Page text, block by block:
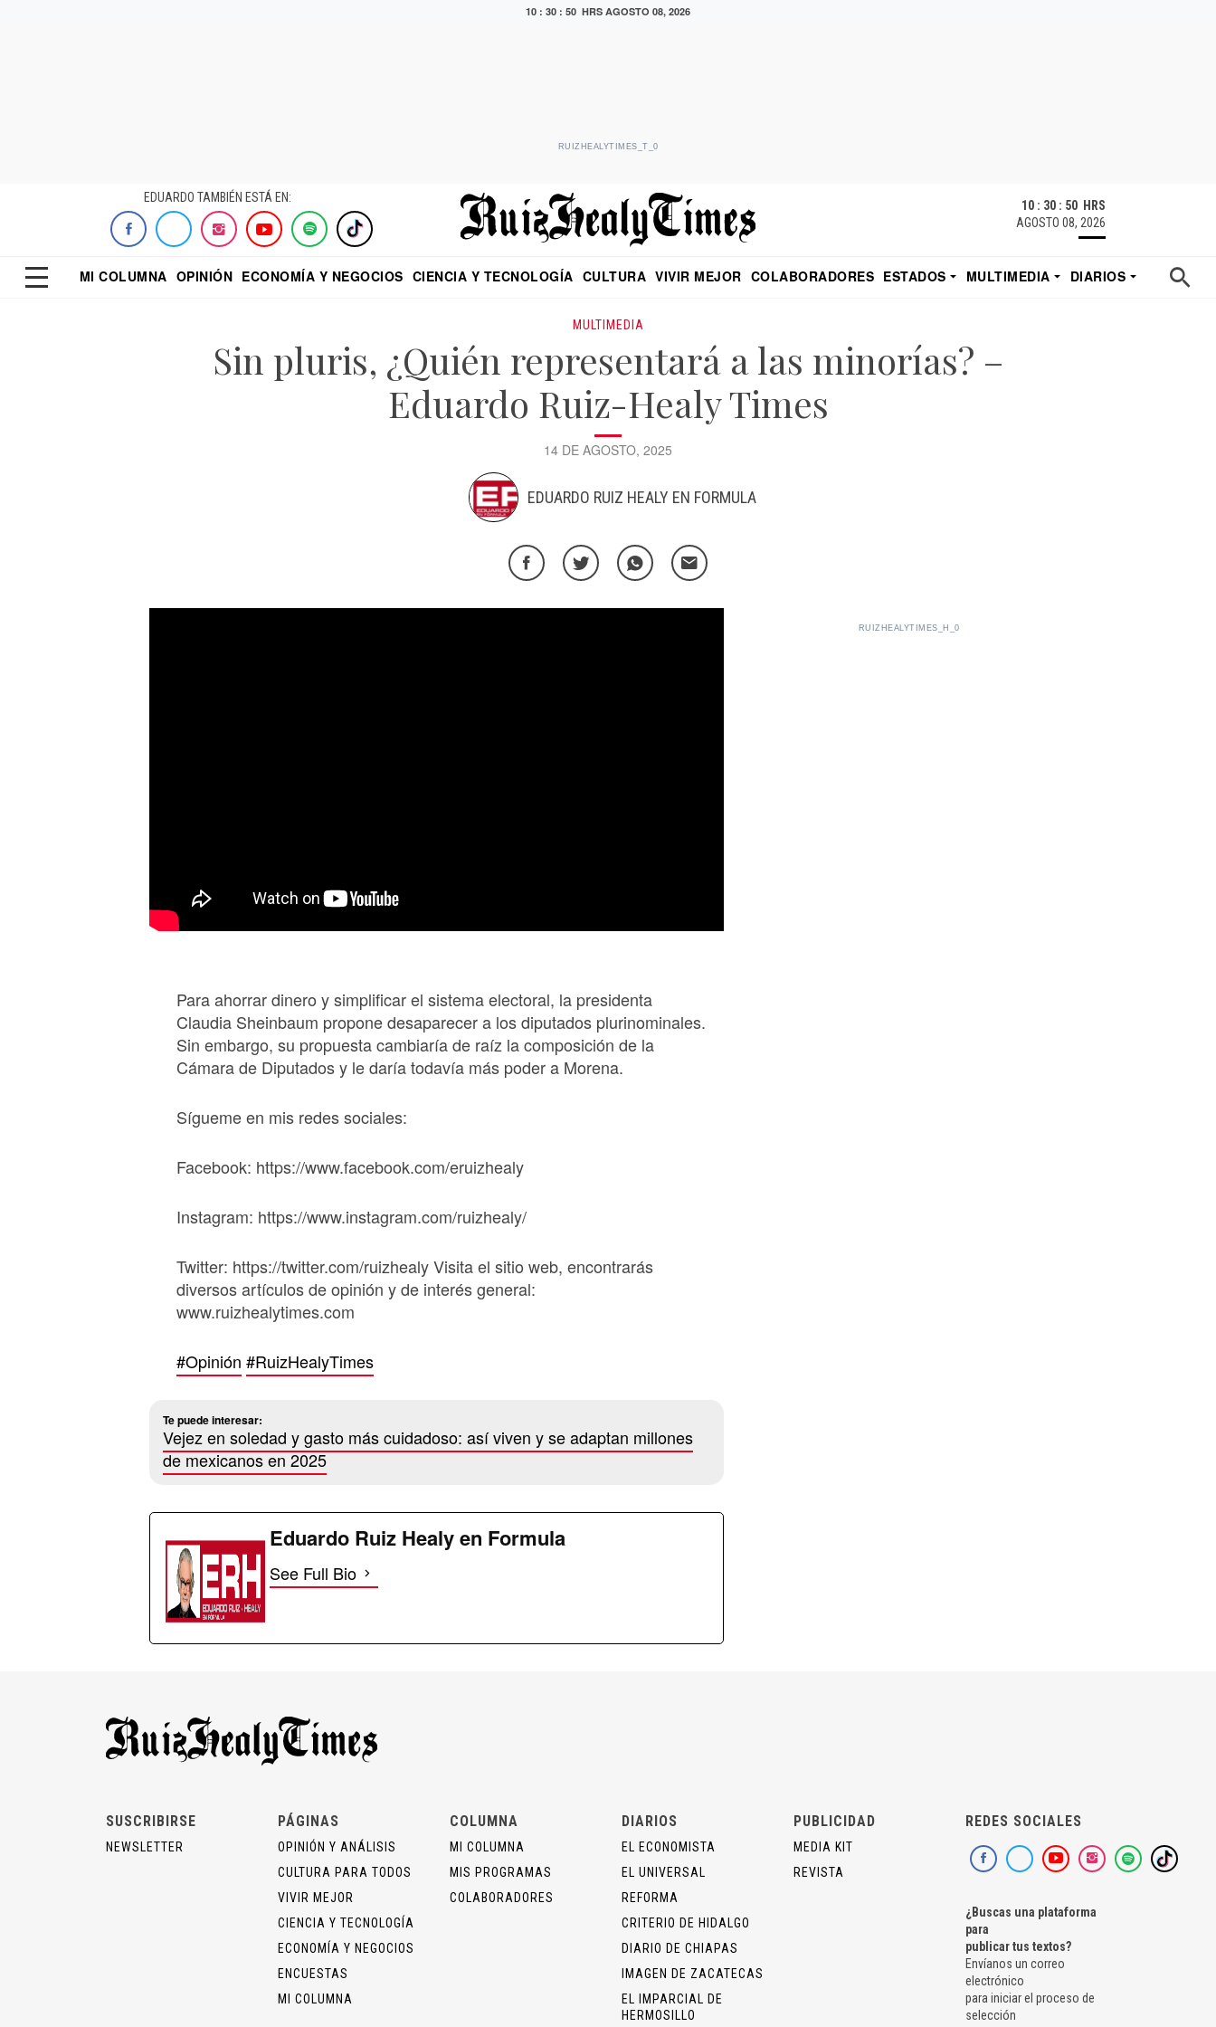
10 : 30 : 50 HRS AGOSTO 08, 2026
RUIZHEALYTIMES_T_0
EDUARDO TAMBIÉN ESTÁ EN:
10 : 30 : 50 HRS
AGOSTO 08, 2026
MI COLUMNA OPINIÓN ECONOMÍA Y NEGOCIOS CIENCIA Y TECNOLOGÍA CULTURA VIVIR MEJOR COLABORADORES ESTADOS MULTIMEDIA
DIARIOS
MULTIMEDIA
Sin pluris, ¿Quién representará a las minorías? –
Eduardo Ruiz-Healy Times
14 DE AGOSTO, 2025
EDUARDO RUIZ HEALY EN FORMULA
Para ahorrar dinero y simplificar el sistema electoral, la presidenta
Claudia Sheinbaum propone desaparecer a los diputados plurinominales.
Sin embargo, su propuesta cambiaría de raíz la composición de la
Cámara de Diputados y le daría todavía más poder a Morena.
Sígueme en mis redes sociales:
Facebook: https://www.facebook.com/eruizhealy
Instagram: https://www.instagram.com/ruizhealy/
Twitter: https://twitter.com/ruizhealy Visita el sitio web, encontrarás
diversos artículos de opinión y de interés general:
www.ruizhealytimes.com
#Opinión #RuizHealyTimes
Te puede interesar:
Vejez en soledad y gasto más cuidadoso: así viven y se adaptan millones
de mexicanos en 2025
Eduardo Ruiz Healy en Formula
See Full Bio
RUIZHEALYTIMES_H_0
SUSCRIBIRSE
NEWSLETTER
PÁGINAS
OPINIÓN Y ANÁLISIS
CULTURA PARA TODOS
VIVIR MEJOR
CIENCIA Y TECNOLOGÍA
ECONOMÍA Y NEGOCIOS
ENCUESTAS
MI COLUMNA
COLUMNA
MI COLUMNA
MIS PROGRAMAS
COLABORADORES
DIARIOS
EL ECONOMISTA
EL UNIVERSAL
REFORMA
CRITERIO DE HIDALGO
DIARIO DE CHIAPAS
IMAGEN DE ZACATECAS
EL IMPARCIAL DE
HERMOSILLO
PUBLICIDAD
MEDIA KIT
REVISTA
REDES SOCIALES
¿Buscas una plataforma
para
publicar tus textos?
Envíanos un correo
electrónico
para iniciar el proceso de
selección